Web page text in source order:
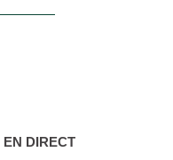
DIRECT